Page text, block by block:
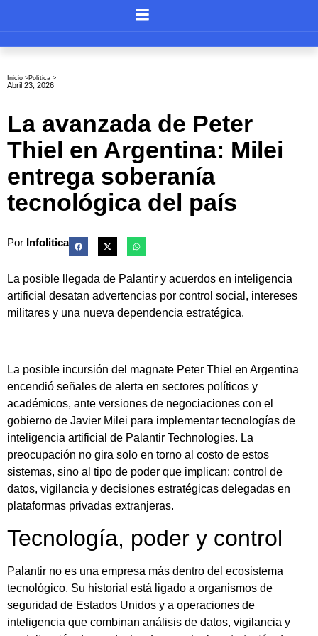
Inicio >Política>
Abril 23, 2026
La avanzada de Peter
Thiel en Argentina: Milei
entrega soberanía
tecnológica del país
Por Infolitica
La posible llegada de Palantir y acuerdos en inteligencia
artificial desatan advertencias por control social, intereses
militares y una nueva dependencia estratégica.
La posible incursión del magnate Peter Thiel en Argentina
encendió señales de alerta en sectores políticos y
académicos, ante versiones de negociaciones con el
gobierno de Javier Milei para implementar tecnologías de
inteligencia artificial de Palantir Technologies. La
preocupación no gira solo en torno al costo de estos
sistemas, sino al tipo de poder que implican: control de
datos, vigilancia y decisiones estratégicas delegadas en
plataformas privadas extranjeras.
Tecnología, poder y control
Palantir no es una empresa más dentro del ecosistema
tecnológico. Su historial está ligado a organismos de
seguridad de Estados Unidos y a operaciones de
inteligencia que combinan análisis de datos, vigilancia y